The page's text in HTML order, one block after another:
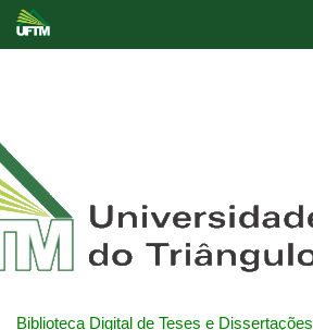
Biblioteca Digital de Teses e Dissertações